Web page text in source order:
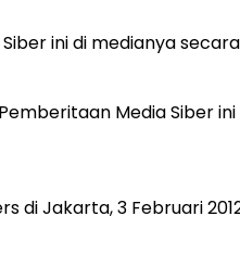
ini di medianya
Media Siber
di Jakarta, 3 Februari